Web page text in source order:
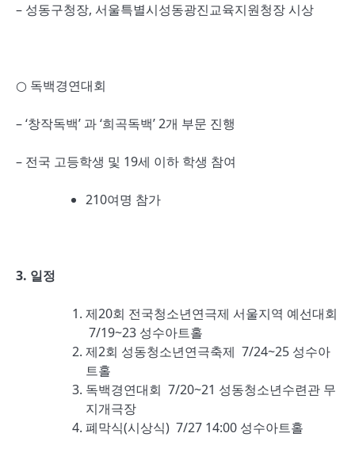
– 성동구청장, 서울특별시성동광진교육지원청장 시상
○ 독백경연대회
– ‘창작독백’ 과 ‘희곡독백’ 2개 부문 진행
– 전국 고등학생 및 19세 이하 학생 참여
210여명 참가
3. 일정
제20회 전국청소년연극제 서울지역 예선대회
7/19~23 성수아트홀
제2회 성동청소년연극축제 7/24~25 성수아
트홀
독백경연대회 7/20~21 성동청소년수련관 무
지개극장
폐막식(시상식) 7/27 14:00 성수아트홀